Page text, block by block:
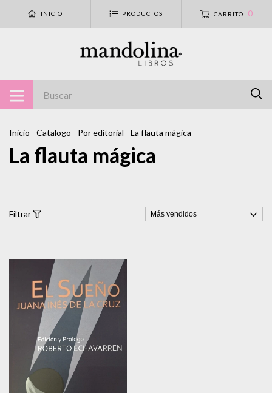
INICIO PRODUCTOS CARRITO 0
Inicio - Catalogo - Por editorial - La flauta mágica
La flauta mágica
Filtrar